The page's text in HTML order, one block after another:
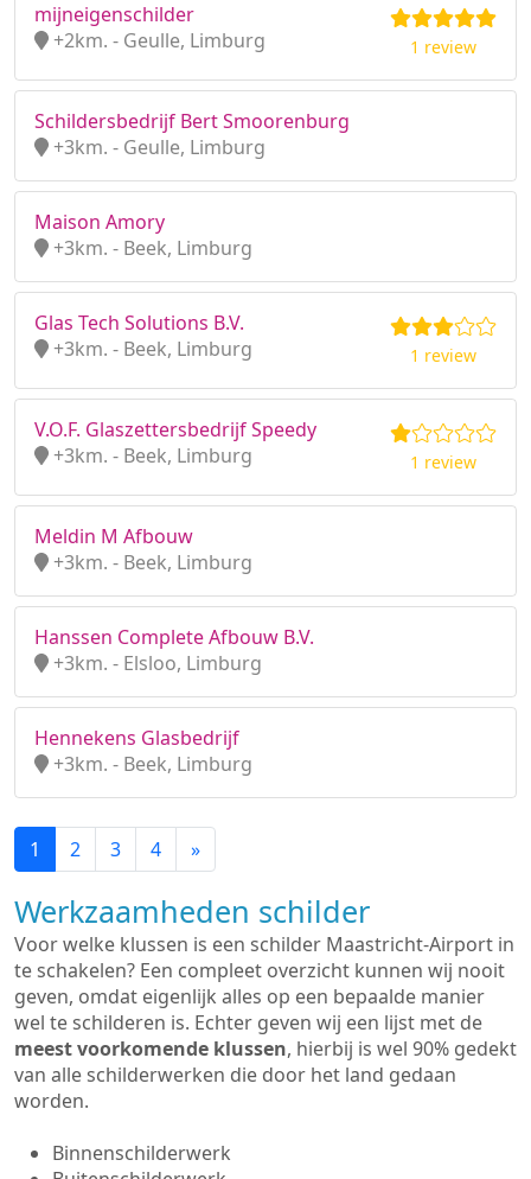
mijneigenschilder
+2km. - Geulle, Limburg
1 review
Schildersbedrijf Bert Smoorenburg
+3km. - Geulle, Limburg
Maison Amory
+3km. - Beek, Limburg
Glas Tech Solutions B.V.
+3km. - Beek, Limburg
1 review
V.O.F. Glaszettersbedrijf Speedy
+3km. - Beek, Limburg
1 review
Meldin M Afbouw
+3km. - Beek, Limburg
Hanssen Complete Afbouw B.V.
+3km. - Elsloo, Limburg
Hennekens Glasbedrijf
+3km. - Beek, Limburg
1 2 3 4 »
Werkzaamheden schilder
Voor welke klussen is een schilder Maastricht-Airport in
te schakelen? Een compleet overzicht kunnen wij nooit
geven, omdat eigenlijk alles op een bepaalde manier
wel te schilderen is. Echter geven wij een lijst met de
meest voorkomende klussen, hierbij is wel 90% gedekt
van alle schilderwerken die door het land gedaan
worden.
Binnenschilderwerk